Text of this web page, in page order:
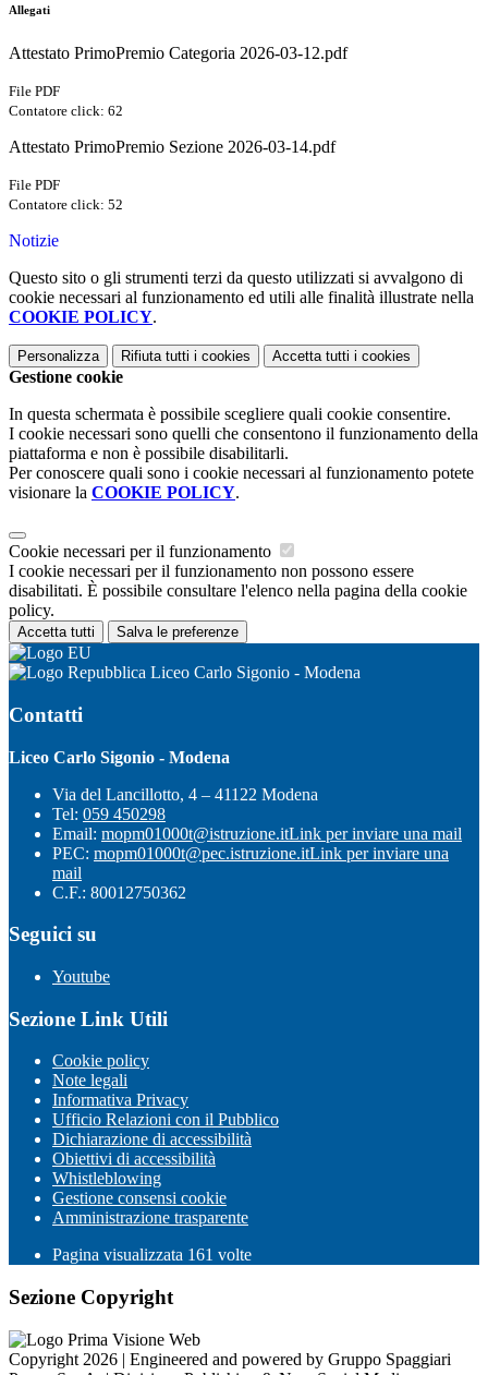
Allegati
Attestato PrimoPremio Categoria 2026-03-12.pdf
File PDF
Contatore click: 62
Attestato PrimoPremio Sezione 2026-03-14.pdf
File PDF
Contatore click: 52
Notizie
Questo sito o gli strumenti terzi da questo utilizzati si avvalgono di
cookie necessari al funzionamento ed utili alle finalità illustrate nella
COOKIE POLICY.
Personalizza Rifiuta tutti i cookies Accetta tutti i cookies
Gestione cookie
In questa schermata è possibile scegliere quali cookie consentire.
I cookie necessari sono quelli che consentono il funzionamento della
piattaforma e non è possibile disabilitarli.
Per conoscere quali sono i cookie necessari al funzionamento potete
visionare la COOKIE POLICY.
Cookie necessari per il funzionamento
I cookie necessari per il funzionamento non possono essere
disabilitati. È possibile consultare l'elenco nella pagina della cookie
policy.
Accetta tutti Salva le preferenze
Liceo Carlo Sigonio - Modena
Contatti
Liceo Carlo Sigonio - Modena
Via del Lancillotto, 4 – 41122 Modena
Tel: 059 450298
Email: mopm01000t@istruzione.itLink per inviare una mail
PEC: mopm01000t@pec.istruzione.itLink per inviare una
mail
C.F.: 80012750362
Seguici su
Youtube
Sezione Link Utili
Cookie policy
Note legali
Informativa Privacy
Ufficio Relazioni con il Pubblico
Dichiarazione di accessibilità
Obiettivi di accessibilità
Whistleblowing
Gestione consensi cookie
Amministrazione trasparente
Pagina visualizzata 161 volte
Sezione Copyright
Copyright 2026 | Engineered and powered by Gruppo Spaggiari